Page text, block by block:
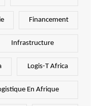
Financement
Infrastructure
Logis-T Africa
En Afrique